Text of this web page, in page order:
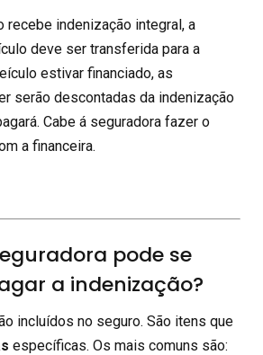
recebe indenização integral, a
deve ser transferida para a
estivar financiado, as
serão descontadas da indenização
Cabe á seguradora fazer o
a financeira.
pode se
a indenização?
incluídos no seguro. São itens que
específicas. Os mais comuns são: